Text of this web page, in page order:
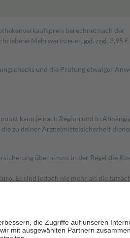
berechnet nach der
Mehrwertsteuer, ggf. zzgl. 3,95
und die Prüfung etwaiger
kann je nach Region und in
zu deiner Arzneimittelsicherheit
übernimmt in der Regel die
Es sind jedoch nie mehr als die
Zuzahlungen an bei: